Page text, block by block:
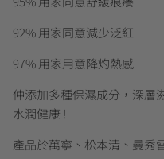
92% 用家同意減少泛紅
97% 用家用意降灼熱感
仲添加多種保濕成分，深層
水潤健康 !
產品於萬寧、松本清、曼秀